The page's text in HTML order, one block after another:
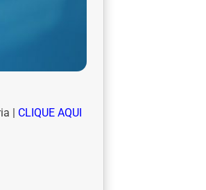
| CLIQUE AQUI